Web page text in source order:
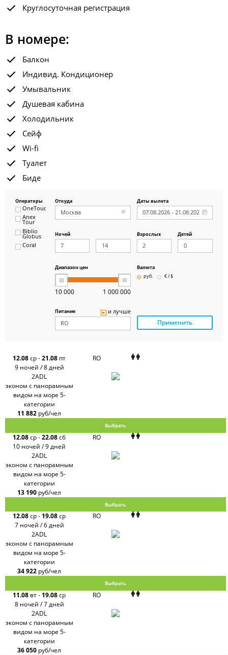
Круглосуточная регистрация
В номере:
Балкон
Индивид. Кондиционер
Умывальник
Душевая кабина
Холодильник
Сейф
Wi-fi
Туалет
Биде
Операторы
OneTouch&Travel
Anex
Tour
Biblio
Globus
Coral
Alean
Sunmar
PlanTravel
ex TUI
Крымская
LOTI
Russian
Интурист
Travelata
Откуда Даты вылета
Ночей Взрослых Детей
Диапазон цен
10 000 1 000 000
Валюта
руб.
€ / $
Питание и лучше
Применить
12.08ср-21.08 пт
9 ночей / 8 дней
RO
2ADL
эконом с панорамным
видом на море 5-
категории
11 882 руб/чел
Выбрать
12.08ср-22.08сб
10 ночей / 9 дней
RO
2ADL
эконом с панорамным
видом на море 5-
категории
13 190 руб/чел
Выбрать
12.08ср- 19.08ср
7 ночей / 6 дней
RO
2ADL
эконом с панорамным
видом на море 5-
категории
34 922 руб/чел
Выбрать
11.08 вт- 19.08ср
8 ночей / 7 дней
RO
2ADL
эконом с панорамным
видом на море 5-
категории
36 050 руб/чел